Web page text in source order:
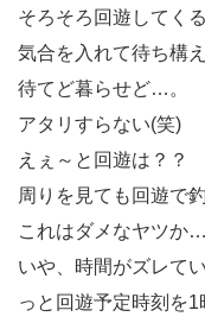
そろそろ回遊してく
気合を入れて待ち構
待てど暮らせど…。
アタリすらない(笑)
えぇ～と回遊は？？
周りを見ても回遊で
これはダメなヤツか
いや、時間がズレて
っと回遊予定時刻を